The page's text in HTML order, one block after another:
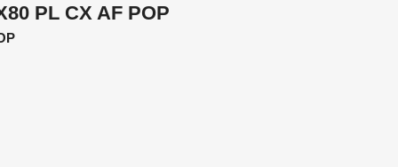
PL CX AF POP